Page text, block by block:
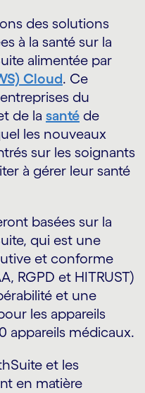
des solutions
à la santé sur la
alimentée par
Cloud. Ce
du
de la santé de
les nouveaux
sur les soignants
à gérer leur santé
basées sur la
qui est une
et conforme
RGPD et HITRUST)
et une
les appareils
appareils médicaux.
et les
en matière